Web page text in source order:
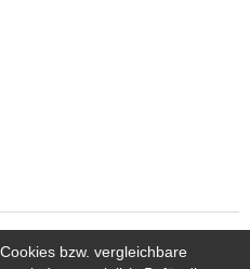
bzw. vergleichbare